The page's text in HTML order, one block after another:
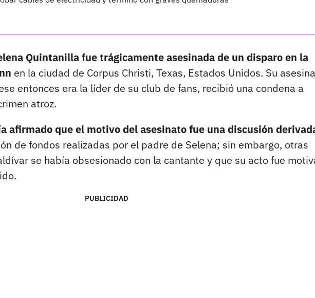
Quintanilla fue trágicamente asesinada de un disparo en la
en la ciudad de Corpus Christi, Texas, Estados Unidos. Su
entonces era la líder de su club de fans, recibió una condena a
atroz.
afirmado que el motivo del asesinato fue una discusión
de fondos realizadas por el padre de Selena; sin embargo, otras
se había obsesionado con la cantante y que su acto fue
PUBLICIDAD